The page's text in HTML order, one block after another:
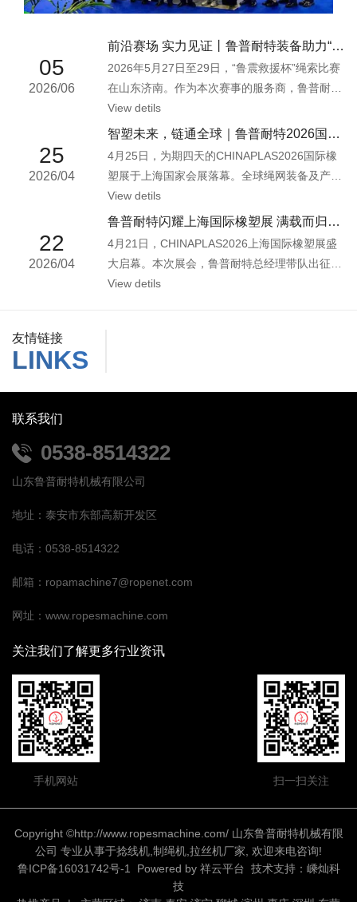
05
2026/06
前沿赛场 实力见证丨鲁普耐特装备助力“鲁...
2026年5月27日至29日，“鲁震救援杯”绳索比赛
在山东济南。作为本次赛事的服务商，鲁普耐特
倾力支持，全程保障赛事安全...
View detils
25
2026/04
智塑未来，链通全球｜鲁普耐特2026国际...
4月25日，为期四天的CHINAPLAS2026国际橡
塑展于上海国家会展落幕。全球绳网装备及产品
集成化服务商——山东鲁...
View detils
22
2026/04
鲁普耐特闪耀上海国际橡塑展 满载而归拓全...
4月21日，CHINAPLAS2026上海国际橡塑展盛
大启幕。本次展会，鲁普耐特总经理带队出征，
亮相全球橡塑行业盛会。展...
View detils
友情链接
LINKS
联系我们
0538-8514322
山东鲁普耐特机械有限公司
地址：泰安市东部高新开发区
电话：0538-8514322
邮箱：ropamachine7@ropenet.com
网址：www.ropesmachine.com
关注我们了解更多行业资讯
手机网站 扫一扫关注
Copyright ©http://www.ropesmachine.com/ 山东鲁普耐特机械有限
公司 专业从事于捻线机 制绳机 拉丝机厂家 , 欢迎来电咨询!
鲁ICP备16031742号-1
Powered by 祥云平台 技术支持： 嵊灿科
技